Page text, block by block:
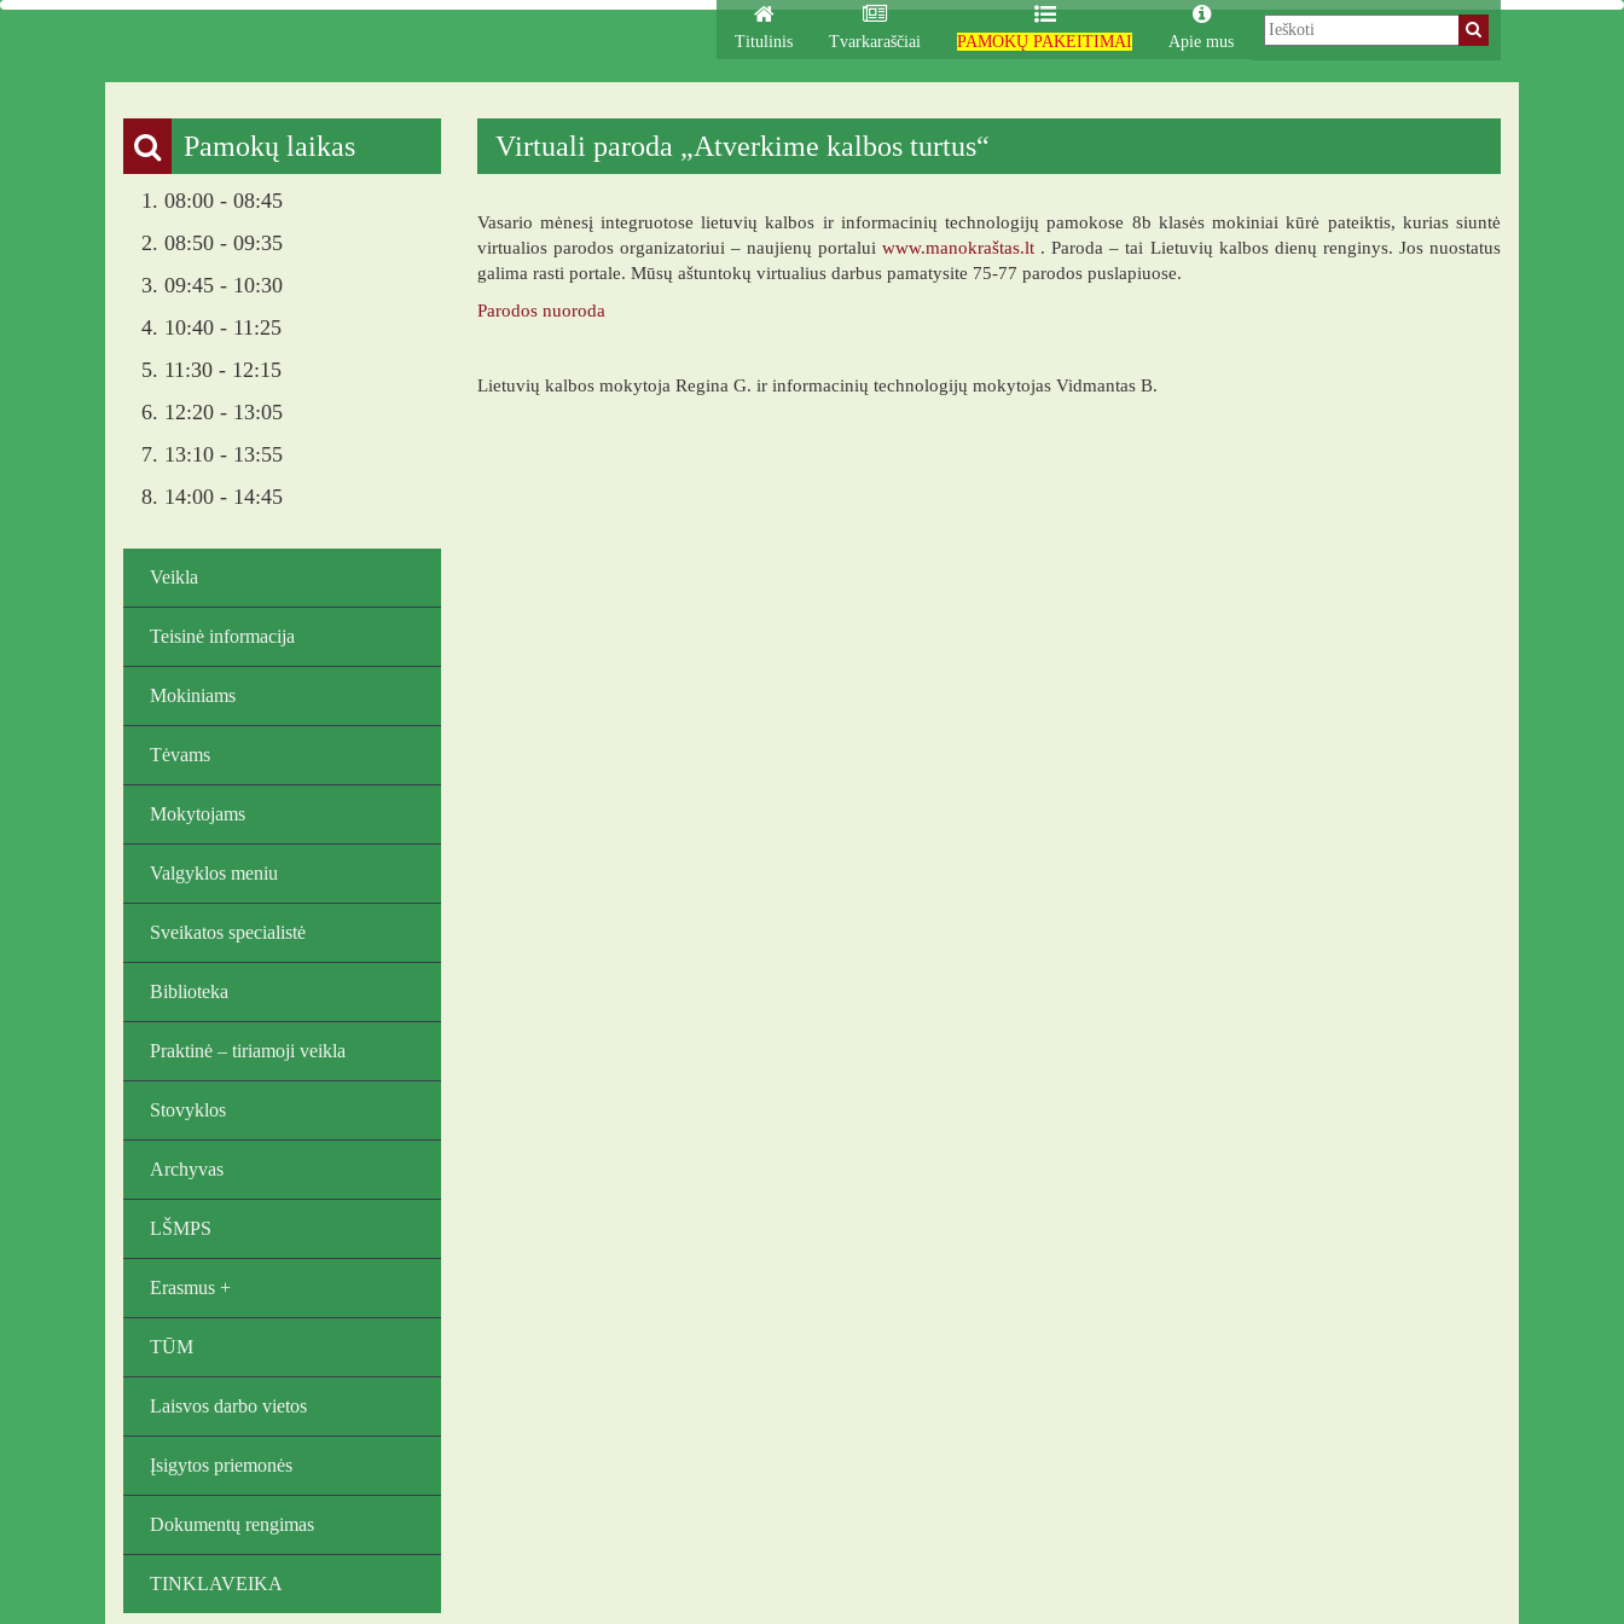
Titulinis Tvarkaraščiai PAMOKŲ PAKEITIMAI Apie mus
Pamokų laikas
1. 08:00 - 08:45
2. 08:50 - 09:35
3. 09:45 - 10:30
4. 10:40 - 11:25
5. 11:30 - 12:15
6. 12:20 - 13:05
7. 13:10 - 13:55
8. 14:00 - 14:45
Veikla
Teisinė informacija
Mokiniams
Tėvams
Mokytojams
Valgyklos meniu
Sveikatos specialistė
Biblioteka
Praktinė – tiriamoji veikla
Stovyklos
Archyvas
LŠMPS
Erasmus +
TŪM
Laisvos darbo vietos
Įsigytos priemonės
Dokumentų rengimas
TINKLAVEIKA
Virtuali paroda „Atverkime kalbos turtus“
Vasario mėnesį integruotose lietuvių kalbos ir informacinių technologijų pamokose 8b klasės mokiniai kūrė pateiktis, kurias siuntė
virtualios parodos organizatoriui – naujienų portaluiwww.manokraštas.lt . Paroda – tai Lietuvių kalbos dienų renginys. Jos nuostatus
galima rasti portale. Mūsų aštuntokų virtualius darbus pamatysite 75-77 parodos puslapiuose.
Parodos nuoroda
Lietuvių kalbos mokytoja Regina G. ir informacinių technologijų mokytojas Vidmantas B.